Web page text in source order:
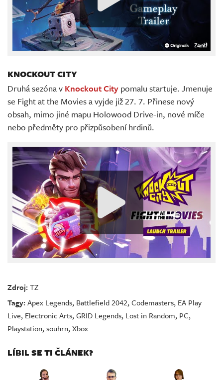
KNOCKOUT CITY
Druhá sezóna v Knockout City pomalu startuje. Jmenuje
se Fight at the Movies a vyjde již 27. 7. Přinese nový
obsah, mimo jiné mapu Holowood Drive-in, nové míče
nebo předměty pro přizpůsobení hrdinů.
Zdroj:TZ
Tagy:Apex Legends, Battlefield 2042,Codemasters, EA Play
Live, Electronic Arts,GRID Legends, Lost in Random, PC,
Playstation,souhrn,Xbox
LÍBIL SE TI ČLÁNEK?